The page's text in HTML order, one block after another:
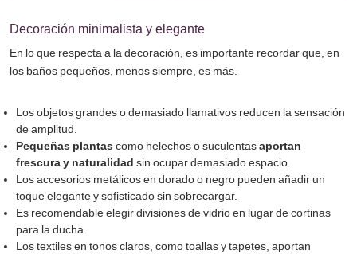
Decoración minimalista y elegante
En lo que respecta a la decoración, es importante recordar que, en
los baños pequeños, menos siempre, es más.
Los objetos grandes o demasiado llamativos reducen la sensación
de amplitud.
Pequeñas plantas como helechos o suculentasaportan
frescura y naturalidad sin ocupar demasiado espacio.
Los accesorios metálicos en dorado o negro pueden añadir un
toque elegante y sofisticado sin sobrecargar.
Es recomendable elegir divisiones de vidrio en lugar de cortinas
para la ducha.
Los textiles en tonos claros, como toallas y tapetes, aportan